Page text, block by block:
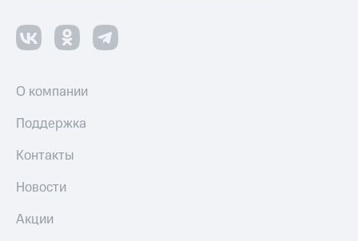
О компании
Поддержка
Контакты
Новости
Акции